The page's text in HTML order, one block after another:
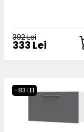
392 Lei
333 Lei
-83 LEI